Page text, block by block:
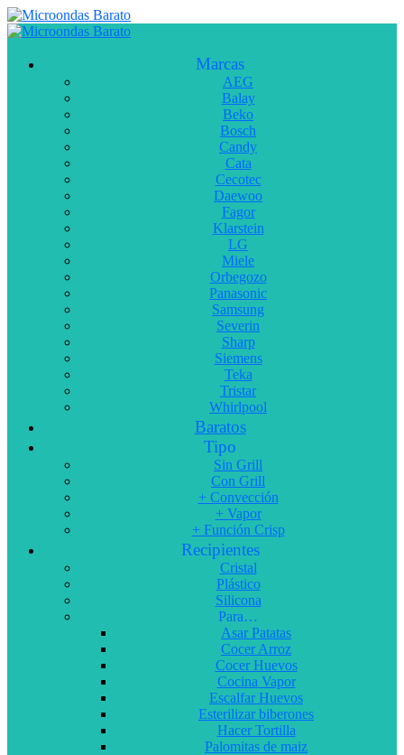
Marcas
AEG
Balay
Beko
Bosch
Candy
Cata
Cecotec
Daewoo
Fagor
Klarstein
LG
Miele
Orbegozo
Panasonic
Samsung
Severin
Sharp
Siemens
Teka
Tristar
Whirlpool
Baratos
Tipo
Sin Grill
Con Grill
+ Convección
+ Vapor
+ Función Crisp
Recipientes
Cristal
Plástico
Silicona
Para…
Asar Patatas
Cocer Arroz
Cocer Huevos
Cocina Vapor
Escalfar Huevos
Esterilizar biberones
Hacer Tortilla
Palomitas de maiz